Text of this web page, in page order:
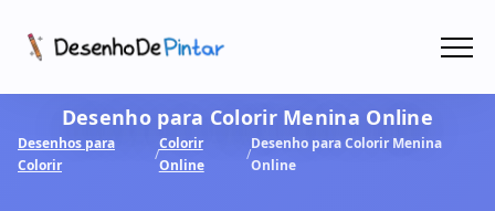
Coletâneas de Desenhos - PDF
Colorir Online
Desenho para Colorir Menina Online
Desenhos para
Colorir
/
Colorir
Online
/
Desenho para Colorir Menina
Online